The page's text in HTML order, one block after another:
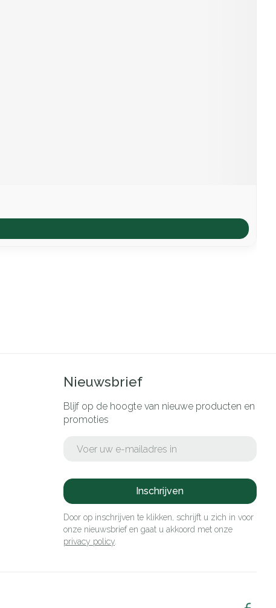
Nieuwsbrief
Blijf op de hoogte van nieuwe producten en
promoties
Inschrijven
Door op inschrijven te klikken, schrijft u zich in voor
onze nieuwsbrief en gaat u akkoord met onze
privacy policy.